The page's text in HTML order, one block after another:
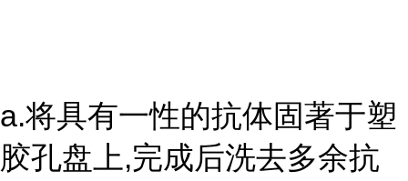
a.将具有一性的抗体固著于塑
胶孔盘上,完成后洗去多余抗